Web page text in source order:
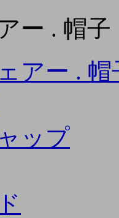
ー . 帽子
アー . 帽
ップ